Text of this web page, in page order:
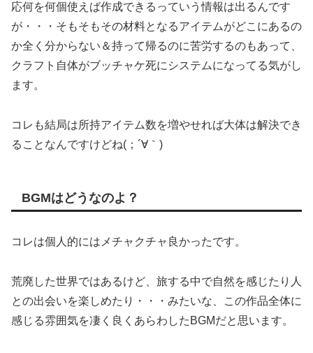
応何を何個使えば作成できるっていう情報は出るんです
が・・・そもそもその材料となるアイテムがどこにあるの
か全く分からない＆持って帰るのに苦労するのもあって、
クラフト自体がブッチャケ死にシステムになってる気がし
ます。
コレも結局は所持アイテム数を増やせれば大体は解決でき
ることなんですけどね(；´∀｀)
BGMはどうなのよ？
コレは個人的にはメチャクチャ良かったです。
荒廃した世界ではあるけど、旅する中で自然を感じたり人
との出会いを楽しめたり・・・みたいな、この作品全体に
感じる雰囲気を凄く良くあらわしたBGMだと思います。